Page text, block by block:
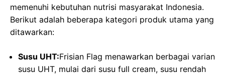
memenuhi kebutuhan nutrisi masyarakat Indonesia.
Berikut adalah beberapa kategori produk utama yang
ditawarkan:
Susu UHT:Frisian Flag menawarkan berbagai varian
susu UHT, mulai dari susu full cream, susu rendah